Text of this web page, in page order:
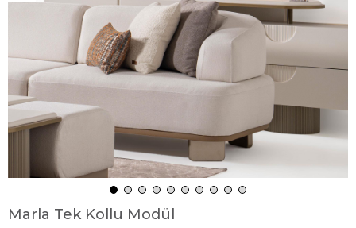
Marla Tek Kollu Modül